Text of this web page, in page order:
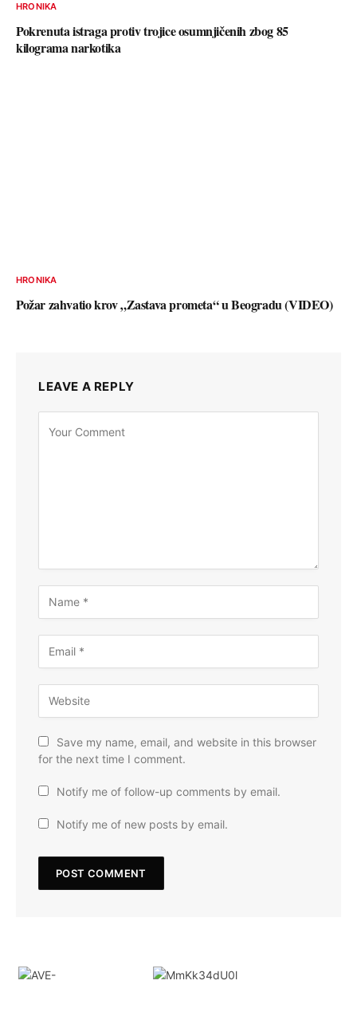
HRONIKA
Pokrenuta istraga protiv trojice osumnjičenih zbog 85
kilograma narkotika
HRONIKA
Požar zahvatio krov „Zastava prometa“ u Beogradu (VIDEO)
LEAVE A REPLY
Save my name, email, and website in this browser
for the next time I comment.
Notify me of follow-up comments by email.
Notify me of new posts by email.